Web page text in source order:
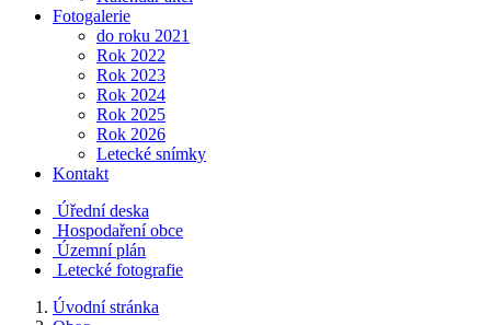
Fotogalerie
do roku 2021
Rok 2022
Rok 2023
Rok 2024
Rok 2025
Rok 2026
Letecké snímky
Kontakt
Úřední deska
Hospodaření obce
Územní plán
Letecké fotografie
Úvodní stránka